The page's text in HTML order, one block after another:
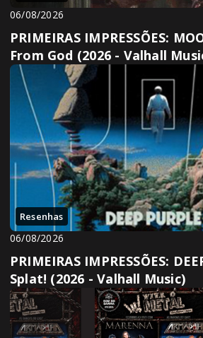
06/08/2026
PRIMEIRAS IMPRESSÕES:
From God (2026 - Valhall
Resenhas
06/08/2026
PRIMEIRAS IMPRESSÕES:
Splat! (2026 - Valhall Music)